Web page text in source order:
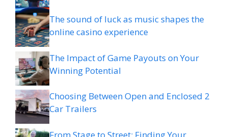
The sound of luck as music shapes the
online casino experience
The Impact of Game Payouts on Your
Winning Potential
Choosing Between Open and Enclosed 2
Car Trailers
From Stage to Street: Finding Your